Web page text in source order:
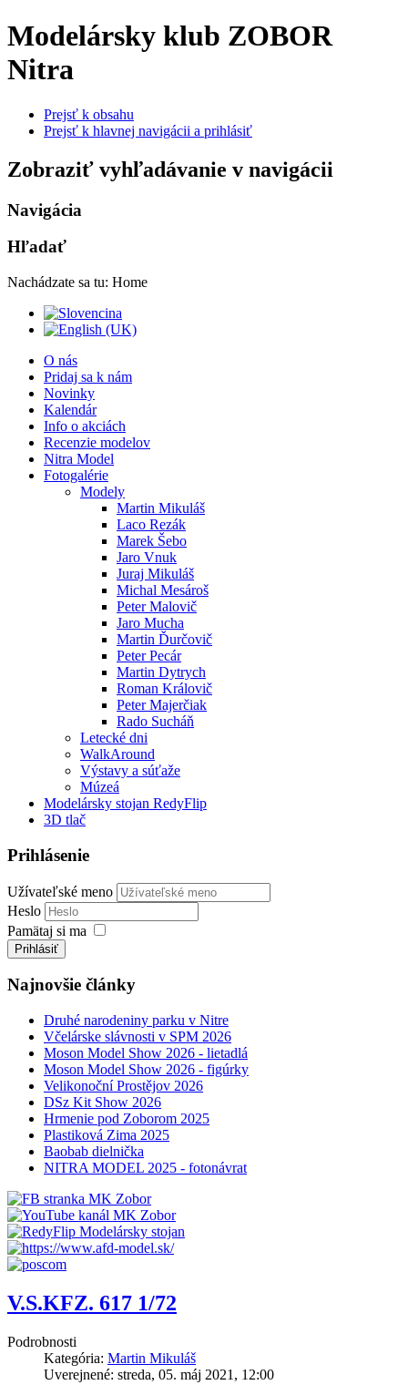
Modelársky klub ZOBOR
Nitra
Prejsť k obsahu
Prejsť k hlavnej navigácii a prihlásiť
Zobraziť vyhľadávanie v navigácii
Navigácia
Hľadať
Nachádzate sa tu: Home
O nás
Pridaj sa k nám
Novinky
Kalendár
Info o akciách
Recenzie modelov
Nitra Model
Fotogalérie
Modely
Martin Mikuláš
Laco Rezák
Marek Šebo
Jaro Vnuk
Juraj Mikuláš
Michal Mesároš
Peter Malovič
Jaro Mucha
Martin Ďurčovič
Peter Pecár
Martin Dytrych
Roman Královič
Peter Majerčiak
Rado Sucháň
Letecké dni
WalkAround
Výstavy a súťaže
Múzeá
Modelársky stojan RedyFlip
3D tlač
Prihlásenie
Užívateľské meno
Heslo
Pamätaj si ma
Prihlásiť
Najnovšie články
Druhé narodeniny parku v Nitre
Včelárske slávnosti v SPM 2026
Moson Model Show 2026 - lietadlá
Moson Model Show 2026 - figúrky
Velikonoční Prostějov 2026
DSz Kit Show 2026
Hrmenie pod Zoborom 2025
Plastiková Zima 2025
Baobab dielnička
NITRA MODEL 2025 - fotonávrat
V.S.KFZ. 617 1/72
Podrobnosti
Kategória: Martin Mikuláš
Uverejnené: streda, 05. máj 2021, 12:00